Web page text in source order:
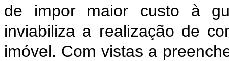
de impor maior custo à
inviabiliza a realização de
imóvel. Com vistas a